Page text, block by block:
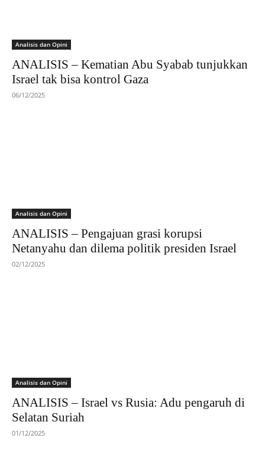
Analisis dan Opini
ANALISIS – Kematian Abu Syabab tunjukkan
Israel tak bisa kontrol Gaza
06/12/2025
Analisis dan Opini
ANALISIS – Pengajuan grasi korupsi
Netanyahu dan dilema politik presiden Israel
02/12/2025
Analisis dan Opini
ANALISIS – Israel vs Rusia: Adu pengaruh di
Selatan Suriah
01/12/2025